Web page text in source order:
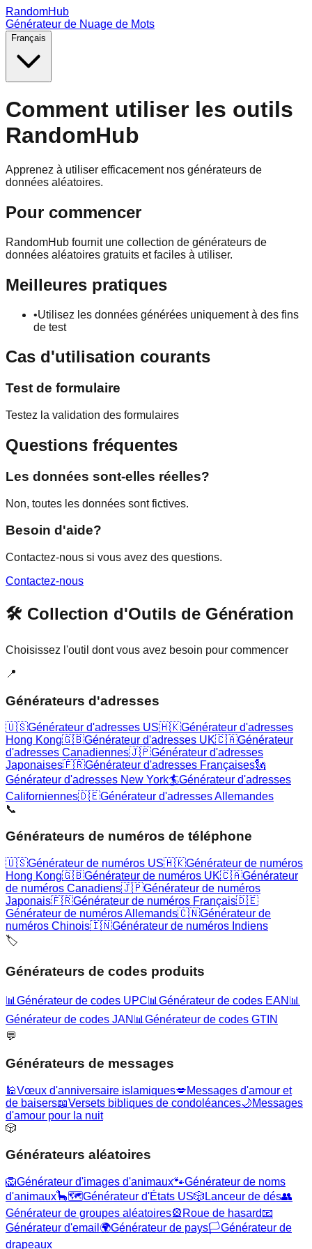
RandomHub
Générateur de Nuage de Mots
Français
Comment utiliser les outils
RandomHub
Apprenez à utiliser efficacement nos générateurs de
données aléatoires.
Pour commencer
RandomHub fournit une collection de générateurs de
données aléatoires gratuits et faciles à utiliser.
Meilleures pratiques
•Utilisez les données générées uniquement à des fins
de test
Cas d'utilisation courants
Test de formulaire
Testez la validation des formulaires
Questions fréquentes
Les données sont-elles réelles?
Non, toutes les données sont fictives.
Besoin d'aide?
Contactez-nous si vous avez des questions.
Contactez-nous
🛠️ Collection d'Outils de Génération
Choisissez l'outil dont vous avez besoin pour commencer
📍
Générateurs d'adresses
🇺🇸Générateur d'adresses US🇭🇰Générateur d'adresses
Hong Kong🇬🇧Générateur d'adresses UK🇨🇦Générateur
d'adresses Canadiennes🇯🇵Générateur d'adresses
Japonaises🇫🇷Générateur d'adresses Françaises🗽
Générateur d'adresses New York🏄Générateur d'adresses
Californiennes🇩🇪Générateur d'adresses Allemandes
📞
Générateurs de numéros de téléphone
🇺🇸Générateur de numéros US🇭🇰Générateur de numéros
Hong Kong🇬🇧Générateur de numéros UK🇨🇦Générateur
de numéros Canadiens🇯🇵Générateur de numéros
Japonais🇫🇷Générateur de numéros Français🇩🇪
Générateur de numéros Allemands🇨🇳Générateur de
numéros Chinois🇮🇳Générateur de numéros Indiens
🏷️
Générateurs de codes produits
📊 Générateur de codes UPC📊 Générateur de codes EAN 📊
Générateur de codes JAN 📊 Générateur de codes GTIN
💬
Générateurs de messages
🕌Vœux d'anniversaire islamiques💋Messages d'amour et
de baisers📖Versets bibliques de condoléances🌙Messages
d'amour pour la nuit
🎲
Générateurs aléatoires
🦁Générateur d'images d'animaux🐾Générateur de noms
d'animaux🦕🗺️Générateur d'États US🎲 Lanceur de dés👥
Générateur de groupes aléatoires🎡 Roue de hasard📧
Générateur d'email 🌍Générateur de pays🏳️Générateur de
drapeaux